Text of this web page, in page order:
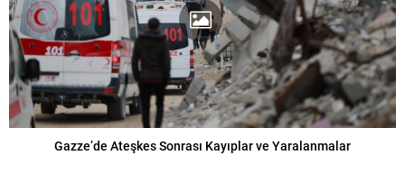
Gazze’de Ateşkes Sonrası Kayıplar ve Yaralanmalar